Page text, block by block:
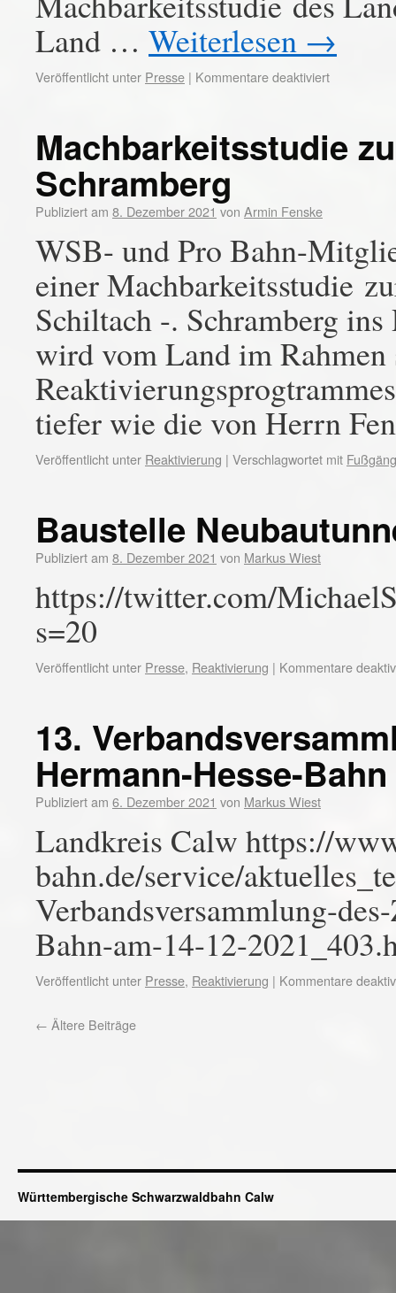
Land … Weiterlesen →
Veröffentlicht unter Presse | Kommentare deaktiviert
Machbarkeitsstudie
Schramberg
Publiziert am 8. Dezember 2021 von Armin Fenske
WSB- und Pro Bahn-
einer Machbarkeitsstudie
Schiltach -. Schramberg
wird vom Land im Rahmen
tiefer wie die von Herrn
Veröffentlicht unter Reaktivierung | Verschlagwortet mit
Baustelle
Publiziert am 8. Dezember 2021 von Markus Wiest
https://twitter.com/
s=20
Veröffentlicht unter Presse, Reaktivierung | Kommentare
13.
Hermann-Hesse-
Publiziert am 6. Dezember 2021 von Markus Wiest
Landkreis Calw https://
bahn.de/service/
Verbandsversammlung-
Bahn-am-14-12-
Veröffentlicht unter Presse, Reaktivierung | Kommentare
← Ältere Beiträge
Württembergische Schwarzwaldbahn Calw